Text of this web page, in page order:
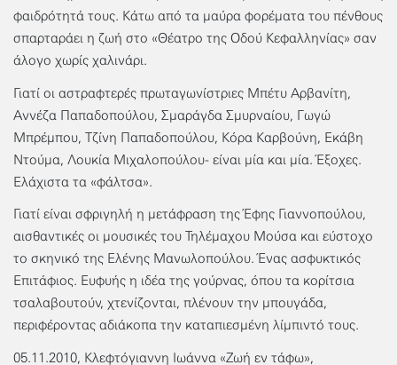
φαιδρότητά τους. Κάτω από τα μαύρα φορέματα του πένθους
σπαρταράει η ζωή στο «Θέατρο της Οδού Κεφαλληνίας» σαν
άλογο χωρίς χαλινάρι.
Γιατί οι αστραφτερές πρωταγωνίστριες Μπέτυ Αρβανίτη,
Αννέζα Παπαδοπούλου, Σμαράγδα Σμυρναίου, Γωγώ
Μπρέμπου, Τζίνη Παπαδοπούλου, Κόρα Καρβούνη, Εκάβη
Ντούμα, Λουκία Μιχαλοπούλου- είναι μία και μία. Έξοχες.
Ελάχιστα τα «φάλτσα».
Γιατί είναι σφριγηλή η μετάφραση της Έφης Γιαννοπούλου,
αισθαντικές οι μουσικές του Τηλέμαχου Μούσα και εύστοχο
το σκηνικό της Ελένης Μανωλοπούλου. Ένας ασφυκτικός
Επιτάφιος. Ευφυής η ιδέα της γούρνας, όπου τα κορίτσια
τσαλαβουτούν, χτενίζονται, πλένουν την μπουγάδα,
περιφέροντας αδιάκοπα την καταπιεσμένη λίμπιντό τους.
05.11.2010, Κλεφτόγιαννη Ιωάννα «Ζωή εν τάφω»,